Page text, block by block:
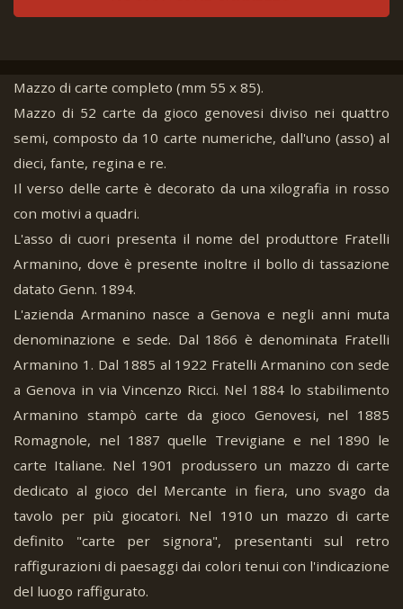
Mazzo di carte completo (mm 55 x 85).
Mazzo di 52 carte da gioco genovesi diviso nei quattro
semi, composto da 10 carte numeriche, dall'uno (asso) al
dieci, fante, regina e re.
Il verso delle carte è decorato da una xilografia in rosso
con motivi a quadri.
L'asso di cuori presenta il nome del produttore Fratelli
Armanino, dove è presente inoltre il bollo di tassazione
datato Genn. 1894.
L'azienda Armanino nasce a Genova e negli anni muta
denominazione e sede. Dal 1866 è denominata Fratelli
Armanino 1. Dal 1885 al 1922 Fratelli Armanino con sede
a Genova in via Vincenzo Ricci. Nel 1884 lo stabilimento
Armanino stampò carte da gioco Genovesi, nel 1885
Romagnole, nel 1887 quelle Trevigiane e nel 1890 le
carte Italiane. Nel 1901 produssero un mazzo di carte
dedicato al gioco del Mercante in fiera, uno svago da
tavolo per più giocatori. Nel 1910 un mazzo di carte
definito "carte per signora", presentanti sul retro
raffigurazioni di paesaggi dai colori tenui con l'indicazione
del luogo raffigurato.